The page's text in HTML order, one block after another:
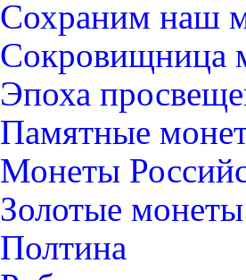
Сохраним наш
Сокровищница
Эпоха
Памятные
Монеты
Золотые монеты
Полтина